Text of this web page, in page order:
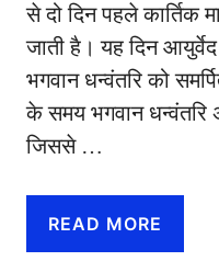
से दो दिन पहले कार्तिक
जाती है। यह दिन
भगवान धन्वंतरि को
के समय भगवान
जिससे …
READ MORE